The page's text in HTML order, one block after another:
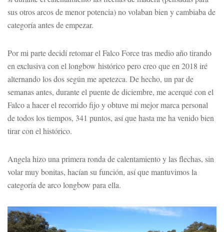
sus otros arcos de menor potencia) no volaban bien y cambiaba de
categoría antes de empezar.
Por mi parte decidí retomar el Falco Force tras medio año tirando
en exclusiva con el longbow histórico pero creo que en 2018 iré
alternando los dos según me apetezca. De hecho, un par de
semanas antes, durante el puente de diciembre, me acerqué con el
Falco a hacer el recorrido fijo y obtuve mi mejor marca personal
de todos los tiempos, 341 puntos, así que hasta me ha venido bien
tirar con el histórico.
Angela hizo una primera ronda de calentamiento y las flechas, sin
volar muy bonitas, hacían su función, así que mantuvimos la
categoría de arco longbow para ella.